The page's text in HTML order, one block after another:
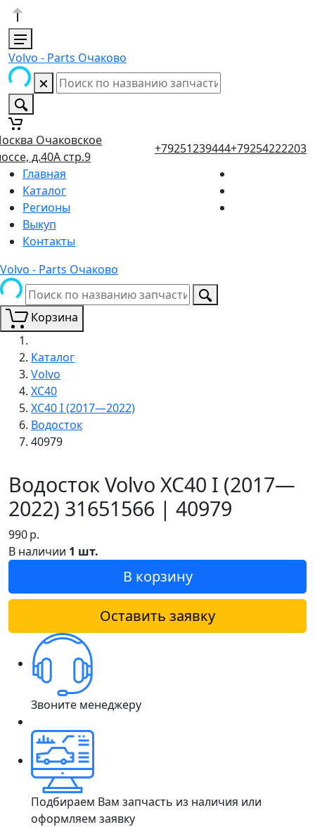
Volvo - Parts Очаково
Очаковское
д.40А стр.9
+79251239444+79254222203
Главная
Каталог
Регионы
Выкуп
Контакты
Volvo - Parts Очаково
Корзина
Каталог
Volvo
XC40
XC40 I (2017—2022)
Водосток
40979
Водосток Volvo XC40 I (2017—
2022) 31651566 | 40979
990р.
В наличии 1 шт.
В корзину
Оставить заявку
Звоните менеджеру
Подбираем Вам запчасть из наличия или
оформляем заявку